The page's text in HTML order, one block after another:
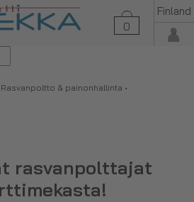
0
Finland
▼
Rasvanpoltto & painonhallinta •
rasvanpolttajat